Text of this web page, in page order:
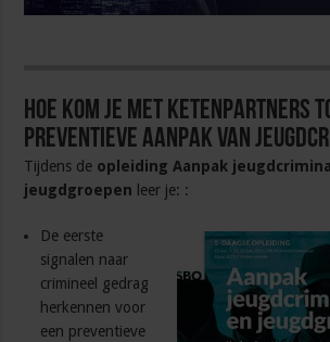
Hoe kom je met ketenpartners
preventieve aanpak van
Tijdens de opleiding Aanpak
jeugdgroepen leer je: :
De eerste
signalen naar
crimineel gedrag
herkennen voor
een preventieve